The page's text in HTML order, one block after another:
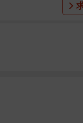
おり、2つ以上近接
記しています。
と元町」「岡本A：岡
西線）・元町（JR東